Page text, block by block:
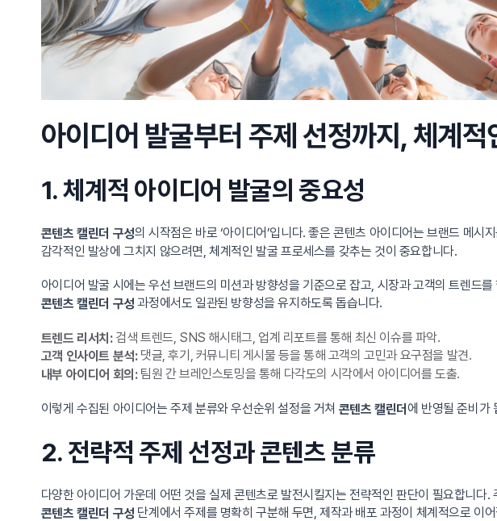
아이디어 발굴부터 주제 선정까지, 체계적
1. 체계적 아이디어 발굴의 중요성
콘텐츠 캘린더 구성의 시작점은 바로 ‘아이디어’입니다. 좋은 콘텐츠 아이디어는 브랜드 메
감각적인 발상에 그치지 않으려면, 체계적인 발굴 프로세스를 갖추는 것이 중요합니다.
아이디어 발굴 시에는 우선 브랜드의 미션과 방향성을 기준으로 잡고, 시장과 고객의 트렌드
콘텐츠 캘린더 구성 과정에서도 일관된 방향성을 유지하도록 돕습니다.
트렌드 리서치:검색 트렌드, SNS 해시태그, 업계 리포트를 통해 최신 이슈를 파악.
고객 인사이트 분석:댓글, 후기, 커뮤니티 게시물 등을 통해 고객의 고민과 요구점을 발견.
내부 아이디어 회의:팀원 간 브레인스토밍을 통해 다각도의 시각에서 아이디어를 도출.
이렇게 수집된 아이디어는 주제 분류와 우선순위 설정을 거쳐 콘텐츠 캘린더 에 반영될 준비가
2. 전략적 주제 선정과 콘텐츠 분류
다양한 아이디어 가운데 어떤 것을 실제 콘텐츠로 발전시킬지는 전략적인 판단이 필요합니
콘텐츠 캘린더 구성 단계에서 주제를 명확히 구분해 두면, 제작과 배포 과정이 체계적으로 이